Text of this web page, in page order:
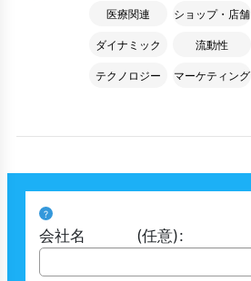
医療関連 ショップ・店舗
ダイナミック 流動性
テクノロジー マーケティング
?
会社名 (任意):